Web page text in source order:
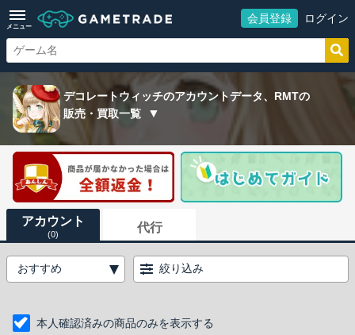
メニュー
会員登録 ログイン
デコレートウィッチのアカウントデータ、RMTの
販売・買取一覧
アカウント
(0) 代行
絞り込み
本人確認済みの商品のみを表示する